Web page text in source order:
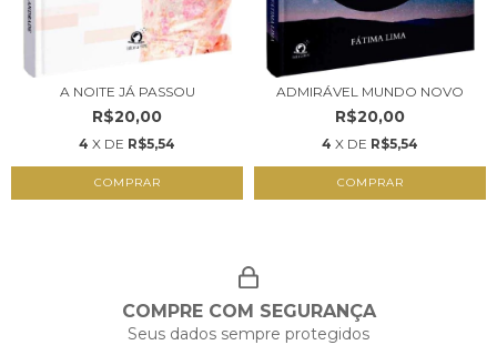
A NOITE JÁ PASSOU
R$20,00
4 X DE R$5,54
COMPRAR
ADMIRÁVEL MUNDO NOVO
R$20,00
4 X DE R$5,54
COMPRAR
COMPRE COM SEGURANÇA
Seus dados sempre protegidos